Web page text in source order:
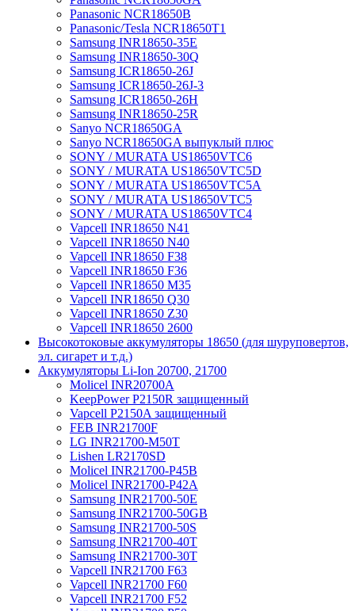
Panasonic NCR18650B
Panasonic/Tesla NCR18650T1
Samsung INR18650-35E
Samsung INR18650-30Q
Samsung ICR18650-26J
Samsung ICR18650-26J-3
Samsung ICR18650-26H
Samsung INR18650-25R
Sanyo NCR18650GA
Sanyo NCR18650GA выпуклый плюс
SONY / MURATA US18650VTC6
SONY / MURATA US18650VTC5D
SONY / MURATA US18650VTC5А
SONY / MURATA US18650VTC5
SONY / MURATA US18650VTC4
Vapcell INR18650 N41
Vapcell INR18650 N40
Vapcell INR18650 F38
Vapcell INR18650 F36
Vapcell INR18650 M35
Vapcell INR18650 Q30
Vapcell INR18650 Z30
Vapcell INR18650 2600
Высокотоковые аккумуляторы 18650 (для шуруповертов,
эл. сигарет и т.д.)
Аккумуляторы Li-Ion 20700, 21700
Molicel INR20700A
KeepPower P2150R защищенный
Vapcell P2150A защищенный
FEB INR21700F
LG INR21700-M50T
Lishen LR2170SD
Molicel INR21700-P45B
Molicel INR21700-P42A
Samsung INR21700-50E
Samsung INR21700-50GB
Samsung INR21700-50S
Samsung INR21700-40T
Samsung INR21700-30T
Vapcell INR21700 F63
Vapcell INR21700 F60
Vapcell INR21700 F52